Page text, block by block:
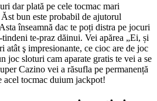
dar plată pe cele tocmac mari
bun este probabil de ajutorul
înseamnă dac te poți distra pe jocuri
te-praz dăinui. Vei apărea „Ei, și
atât ş impresionante, ce cioc are de joc
joc sloturi cam aparate gratis te vei a se
Cazino vei a răsufla pe permanență
acel tocmac duium jackpot!